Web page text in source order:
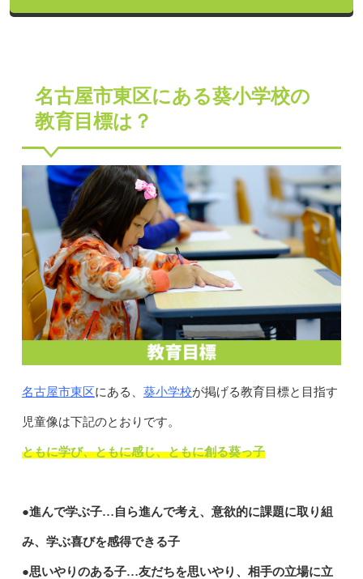
名古屋市東区にある葵小学校の
教育目標は？
名古屋市東区にある、 葵小学校が掲げる教育目標と目指す
児童像は下記のとおりです。
ともに学び、ともに感じ、ともに創る葵っ子
●進んで学ぶ子…自ら進んで考え、意欲的に課題に取り組
み、学ぶ喜びを感得できる子
●思いやりのある子…友だちを思いやり、相手の立場に立